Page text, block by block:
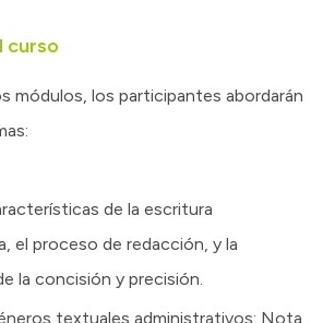
curso
módulos, los participantes abordarán
de la escritura
el proceso de redacción, y la
la concisión y precisión.
textuales administrativos: Nota,